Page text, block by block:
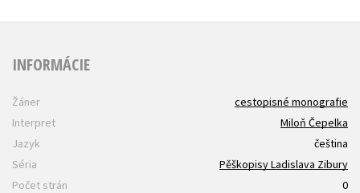
INFORMÁCIE
Žáner
cestopisné monografie
Interpret
Miloň Čepelka
Jazyk
čeština
Séria
Pěškopisy Ladislava Zibury
Počet strán
0